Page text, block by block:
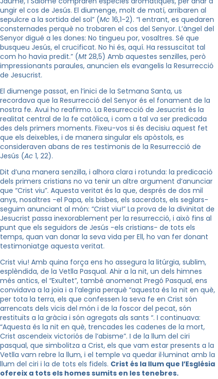
ungir el cos de Jesús. El diumenge, molt de matí, arribaren al
sepulcre a la sortida del sol” (Mc 16,1-2). “I entrant, es quedaren
consternades perquè no trobaren el cos del Senyor. L’àngel del
Senyor digué a les dones: No tingueu por, vosaltres. Sé que
busqueu Jesús, el crucificat. No hi és, aquí. Ha ressuscitat tal
com ho havia predit.” (Mt28,5) Amb aquestes senzilles, però
impressionants paraules, anuncien els evangelis la Resurrecció
de Jesucrist.
El diumenge passat, en l’inici de la Setmana Santa, us
recordava que la Resurrecció del Senyor és el fonament de la
nostra fe. Avui ho reafirmo. La Resurrecció de Jesucrist és la
realitat central de la fe catòlica, i com a tal va ser predicada
des dels primers moments. Fixeu-vos si és decisiu aquest fet
que els deixebles, i de manera singular els apòstols, es
consideraven abans de res testimonis de la Resurrecció de
Jesús (Ac 1, 22).
Dit d’una manera senzilla, i alhora clara i rotunda: la predicació
dels primers cristians no va tenir un altre argument d’anunciar
que “Crist viu”. Aquesta veritat és la que, després de dos mil
anys, nosaltres -el Papa, els bisbes, els sacerdots, els seglars-
seguim anunciant al món: “Crist viu!” La prova de la divinitat de
Jesucrist passa inexorablement per la resurrecció, i això fins al
punt que els seguidors de Jesús -els cristians- de tots els
temps, quan van donar la seva vida per Ell, ho van fer donant
testimoniatge aquesta veritat.
Crist viu! Amb quina força ens ho assegura la litúrgia, sublim,
esplèndida, de la Vetlla Pasqual. Ahir a la nit, un dels himnes
més antics, el “Exultet”, també anomenat Pregó Pasqual, ens
convidava a la joia i a l’alegria perquè “aquesta és la nit en què,
per tota la terra, els que confessen la seva fe en Crist són
arrencats dels vicis del món i de la foscor del pecat, són
restituïts a la gràcia i són agregats als sants “. I continuava:
“Aquesta és la nit en què, trencades les cadenes de la mort,
Crist ascendeix victoriós de l’abisme”. I de la llum del ciri
pasqual, que simbolitza a Crist, els que vam estar presents a la
Vetlla vam rebre la llum, i el temple va quedar il·luminat amb la
llum del ciri i la de tots els fidels. Crist és la llum que l’Església
ofereix a tots els homes sumits en les tenebres.